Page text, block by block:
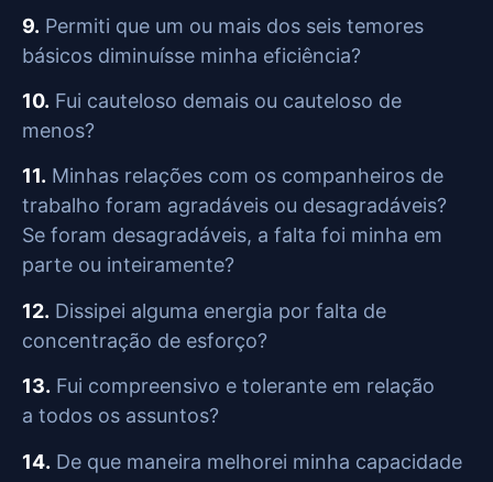
9. Permiti que um ou mais dos seis temores
básicos diminuísse minha eficiência?
10. Fui cauteloso demais ou cauteloso de
menos?
11. Minhas relações com os companheiros de
trabalho foram agradáveis ou desagradáveis?
Se foram desagradáveis, a falta foi minha em
parte ou inteiramente?
12. Dissipei alguma energia por falta de
concentração de esforço?
13. Fui compreensivo e tolerante em relação
a todos os assuntos?
14. De que maneira melhorei minha capacidade